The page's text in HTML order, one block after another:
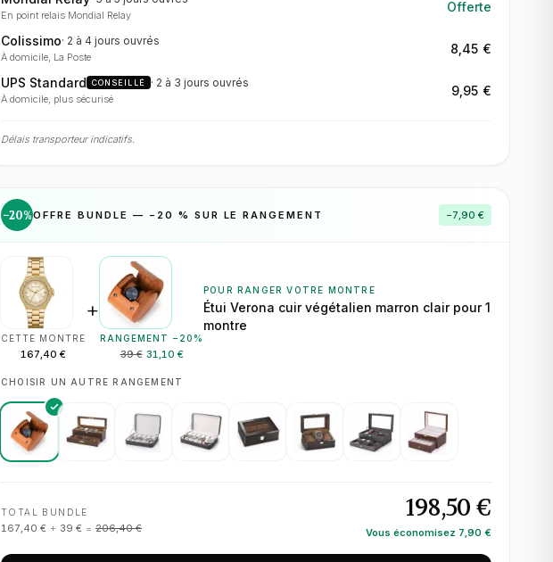
En point relais Mondial Relay
Offerte
Colissimo· 2 à 4 jours ouvrés
À domicile, La Poste
8,45 €
UPS Standard CONSEILLÉ · 2 à 3 jours ouvrés
À domicile, plus sécurisé
9,95 €
Délais transporteur indicatifs.
−20%OFFRE BUNDLE — − 20 % SUR LE RANGEMENT −7,90 €
CETTE MONTRE
167,40 €
+
RANGEMENT − 20 %
39 € 31,10 €
POUR RANGER VOTRE MONTRE
Étui Verona cuir végétalien marron clair pour 1
montre
CHOISIR UN AUTRE RANGEMENT
TOTAL BUNDLE
167,40 € + 39 € = 206,40 €
198,50 €
Vous économisez 7,90 €